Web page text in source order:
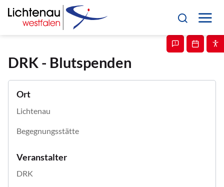
DRK - Blutspenden
Ort
Lichtenau
Begegnungsstätte
Veranstalter
DRK